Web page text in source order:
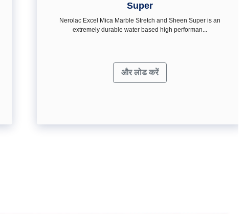
Super
Nerolac Excel Mica Marble Stretch and Sheen Super is an
extremely durable water based high performan...
और लोड करें